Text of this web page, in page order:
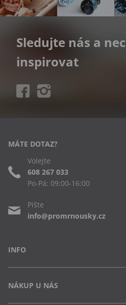
Sledujte nás a
inspirovat
INFO
Často kladené dotazy
NÁKUP U NÁS
MÁTE DOTAZ?
Volejte
608 267 033
Po-Pá: 09:00-16:00
Pište
info@promrnousky.cz